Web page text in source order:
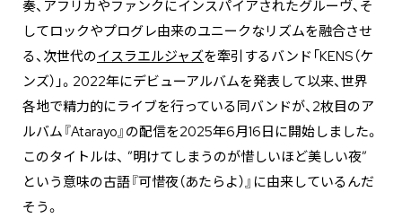
奏、アフリカやファンクにインスパイアされたグルーヴ、そ
してロックやプログレ由来のユニークなリズムを融合させ
る、次世代のイスラエルジャズを牽引するバンド「KENS（ケ
ンズ）」。2022年にデビューアルバムを発表して以来、世界
各地で精力的にライブを行っている同バンドが、2枚目のア
ルバム『Atarayo』の配信を2025年6月16日に開始しました。
このタイトルは、 ”明けてしまうのが惜しいほど美しい夜”
という意味の古語『可惜夜（あたらよ）』に由来しているんだ
そう。